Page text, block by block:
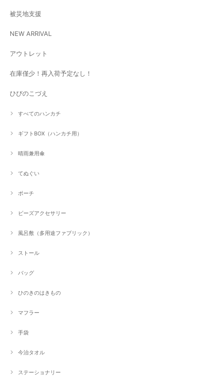
被災地支援
NEW ARRIVAL
アウトレット
在庫僅少！再入荷予定なし！
ひびのこづえ
すべてのハンカチ
ギフトBOX（ハンカチ用）
晴雨兼用傘
てぬぐい
ポーチ
ビーズアクセサリー
風呂敷（多用途ファブリック）
ストール
バッグ
ひのきのはきもの
マフラー
手袋
今治タオル
ステーショナリー